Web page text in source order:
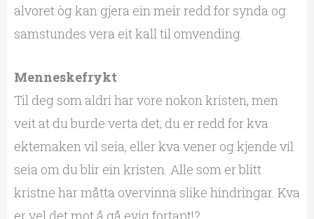
alvoret òg kan gjera ein meir redd for synda og
samstundes vera eit kall til omvending.
Menneskefrykt
Til deg som aldri har vore nokon kristen, men
veit at du burde verta det; du er redd for kva
ektemaken vil seia, eller kva vener og kjende vil
seia om du blir ein kristen. Alle som er blitt
kristne har måtta overvinna slike hindringar. Kva
er vel det mot å gå evig fortapt!?